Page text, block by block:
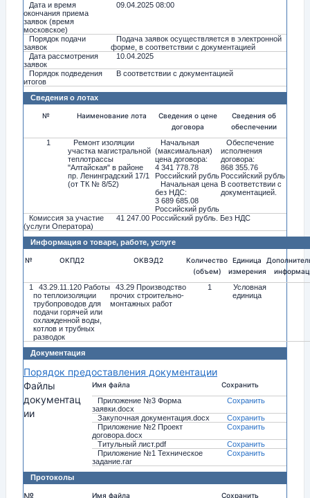
Дата и время
окончания приема
заявок (время
московское)
09.04.2025 08:00
Порядок подачи
заявок
Подача заявок осуществляется в электронной
форме, в соответствии с документацией
Дата рассмотрения
заявок
10.04.2025
Порядок подведения
итогов
В соответствии с документацией
Сведения о лотах
№ Наименование лота
Сведения о цене
договора
Сведения об
обеспечении
1
Ремонт изоляции
участка магистральной
теплотрассы
"Алтайская" в районе
пр. Ленинградский 17/1
(от ТК № 8/52)
Начальная
(максимальная)
цена договора:
4 341 778.78
Российский рубль
Начальная цена
без НДС:
3 689 685.08
Российский рубль
Обеспечение
исполнения
договора:
868 355.76
Российский рубль
В соответствии с
документацией.
Комиссия за участие
(услуги Оператора)
41 247.00 Российский рубль. Без НДС
Информация о товаре, работе, услуге
№ ОКПД2 ОКВЭД2
Количество
(объем)
Единица
измерения
1
43.29.11.120 Работы
по теплоизоляции
трубопроводов для
подачи горячей или
охлажденной воды,
котлов и трубных
разводок
43.29 Производство
прочих строительно-
монтажных работ
1
Условная
единица
Документация
Порядок предоставления документации
Файлы
документац
ии
Имя файла
Сохранить
Приложение №3 Форма
заявки.docx
Сохранить
Закупочная документация.docx
Сохранить
Приложение №2 Проект
договора.docx
Сохранить
Титульный лист.pdf
Сохранить
Приложение №1 Техническое
задание.rar
Сохранить
Протоколы
Имя файла Сохранить